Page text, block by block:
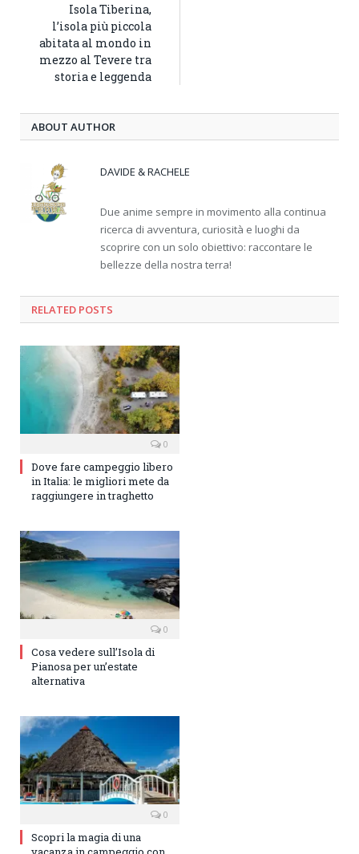
Isola Tiberina,
l’isola più piccola
abitata al mondo in
mezzo al Tevere tra
storia e leggenda
ABOUT AUTHOR
DAVIDE & RACHELE
Due anime sempre in movimento alla continua
ricerca di avventura, curiosità e luoghi da
scoprire con un solo obiettivo: raccontare le
bellezze della nostra terra!
RELATED POSTS
0
Dove fare campeggio libero
in Italia: le migliori mete da
raggiungere in traghetto
0
Cosa vedere sull’Isola di
Pianosa per un’estate
alternativa
0
Scopri la magia di una